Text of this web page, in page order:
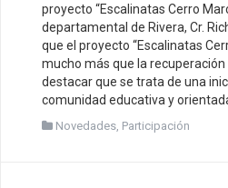
proyecto “Escalinatas Cerro
departamental de Rivera, Cr.
que el proyecto “Escalinatas
mucho más que la recuperación
destacar que se trata de una
comunidad educativa y
Novedades Participación